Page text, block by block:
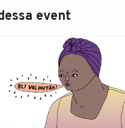
event